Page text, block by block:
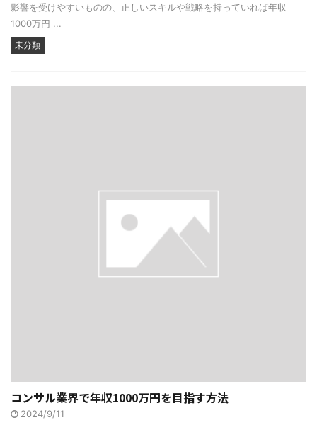
影響を受けやすいものの、正しいスキルや戦略を持っていれば年収
1000万円 ...
未分類
コンサル業界で年収1000万円を目指す方法
2024/9/11